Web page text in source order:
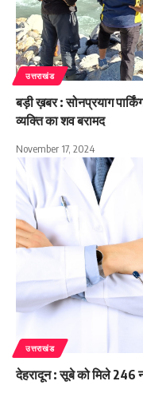
उत्तराखंड
बड़ी ख़बर : सोनप्रयाग
व्यक्ति का शव बरामद
November 17, 2024
उत्तराखंड
देहरादून : सूबे को मिले 246